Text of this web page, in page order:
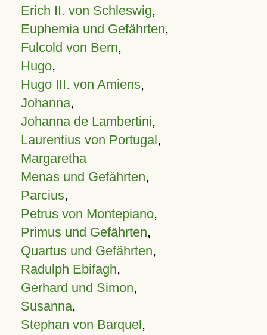
Erich II. von Schleswig,
Euphemia und Gefährten,
Fulcold von Bern,
Hugo,
Hugo III. von Amiens,
Johanna,
Johanna de Lambertini,
Laurentius von Portugal,
Margaretha
Menas und Gefährten,
Parcius,
Petrus von Montepiano,
Primus und Gefährten,
Quartus und Gefährten,
Radulph Ebifagh,
Gerhard und Simon,
Susanna,
Stephan von Barquel,